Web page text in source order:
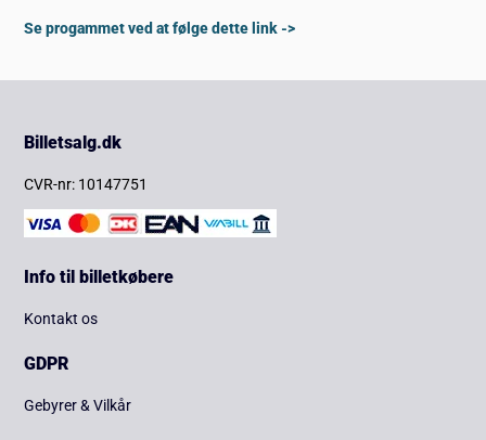
Se progammet ved at følge dette link ->
Billetsalg.dk
CVR-nr: 10147751
Info til billetkøbere
Kontakt os
GDPR
Gebyrer & Vilkår